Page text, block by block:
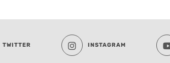
TWITTER INSTAGRAM